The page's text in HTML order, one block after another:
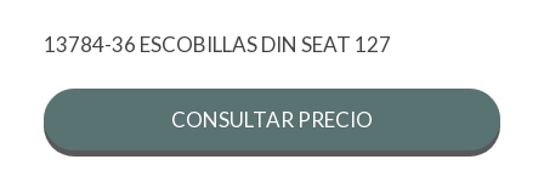
13784-36 ESCOBILLAS DIN SEAT 127
CONSULTAR PRECIO